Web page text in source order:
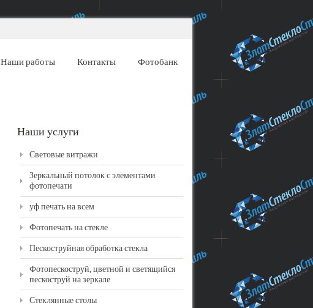
Наши работы Контакты Фотобанк
Наши услуги
Световые витражи
Зеркальный потолок с элементами
фотопечати
уф печать на всем
Фотопечать на стекле
Пескоструйная обработка стекла
Фотопескоструй, цветной и светящийся
пескоструй на зеркале
Стеклянные столы